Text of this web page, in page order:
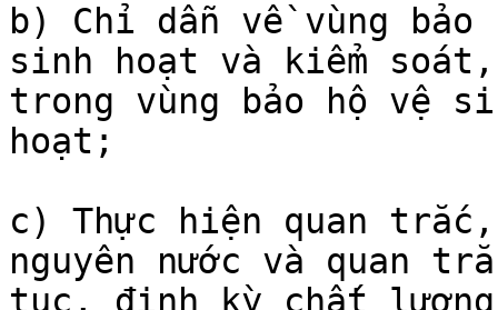
b) Chỉ dẫn về vùng
sinh hoạt và kiểm
trong vùng bảo hộ vệ
hoạt;
c) Thực hiện quan
nguyên nước và quan
tục, định kỳ chất lượng